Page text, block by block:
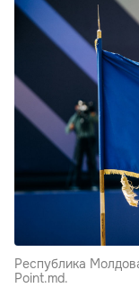
Республика
Point.md.